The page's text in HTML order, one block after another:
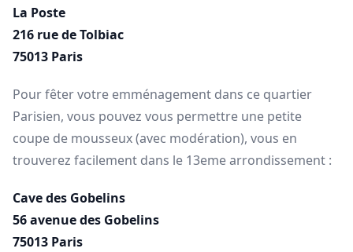
La Poste
216 rue de Tolbiac
75013 Paris
Pour fêter votre emménagement dans ce quartier
Parisien, vous pouvez vous permettre une petite
coupe de mousseux (avec modération), vous en
trouverez facilement dans le 13eme arrondissement :
Cave des Gobelins
56 avenue des Gobelins
75013 Paris